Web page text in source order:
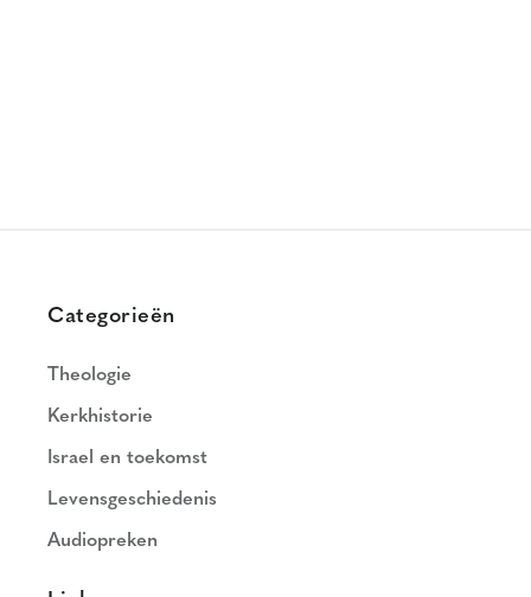
Categorieën
Theologie
Kerkhistorie
Israel en toekomst
Levensgeschiedenis
Audiopreken